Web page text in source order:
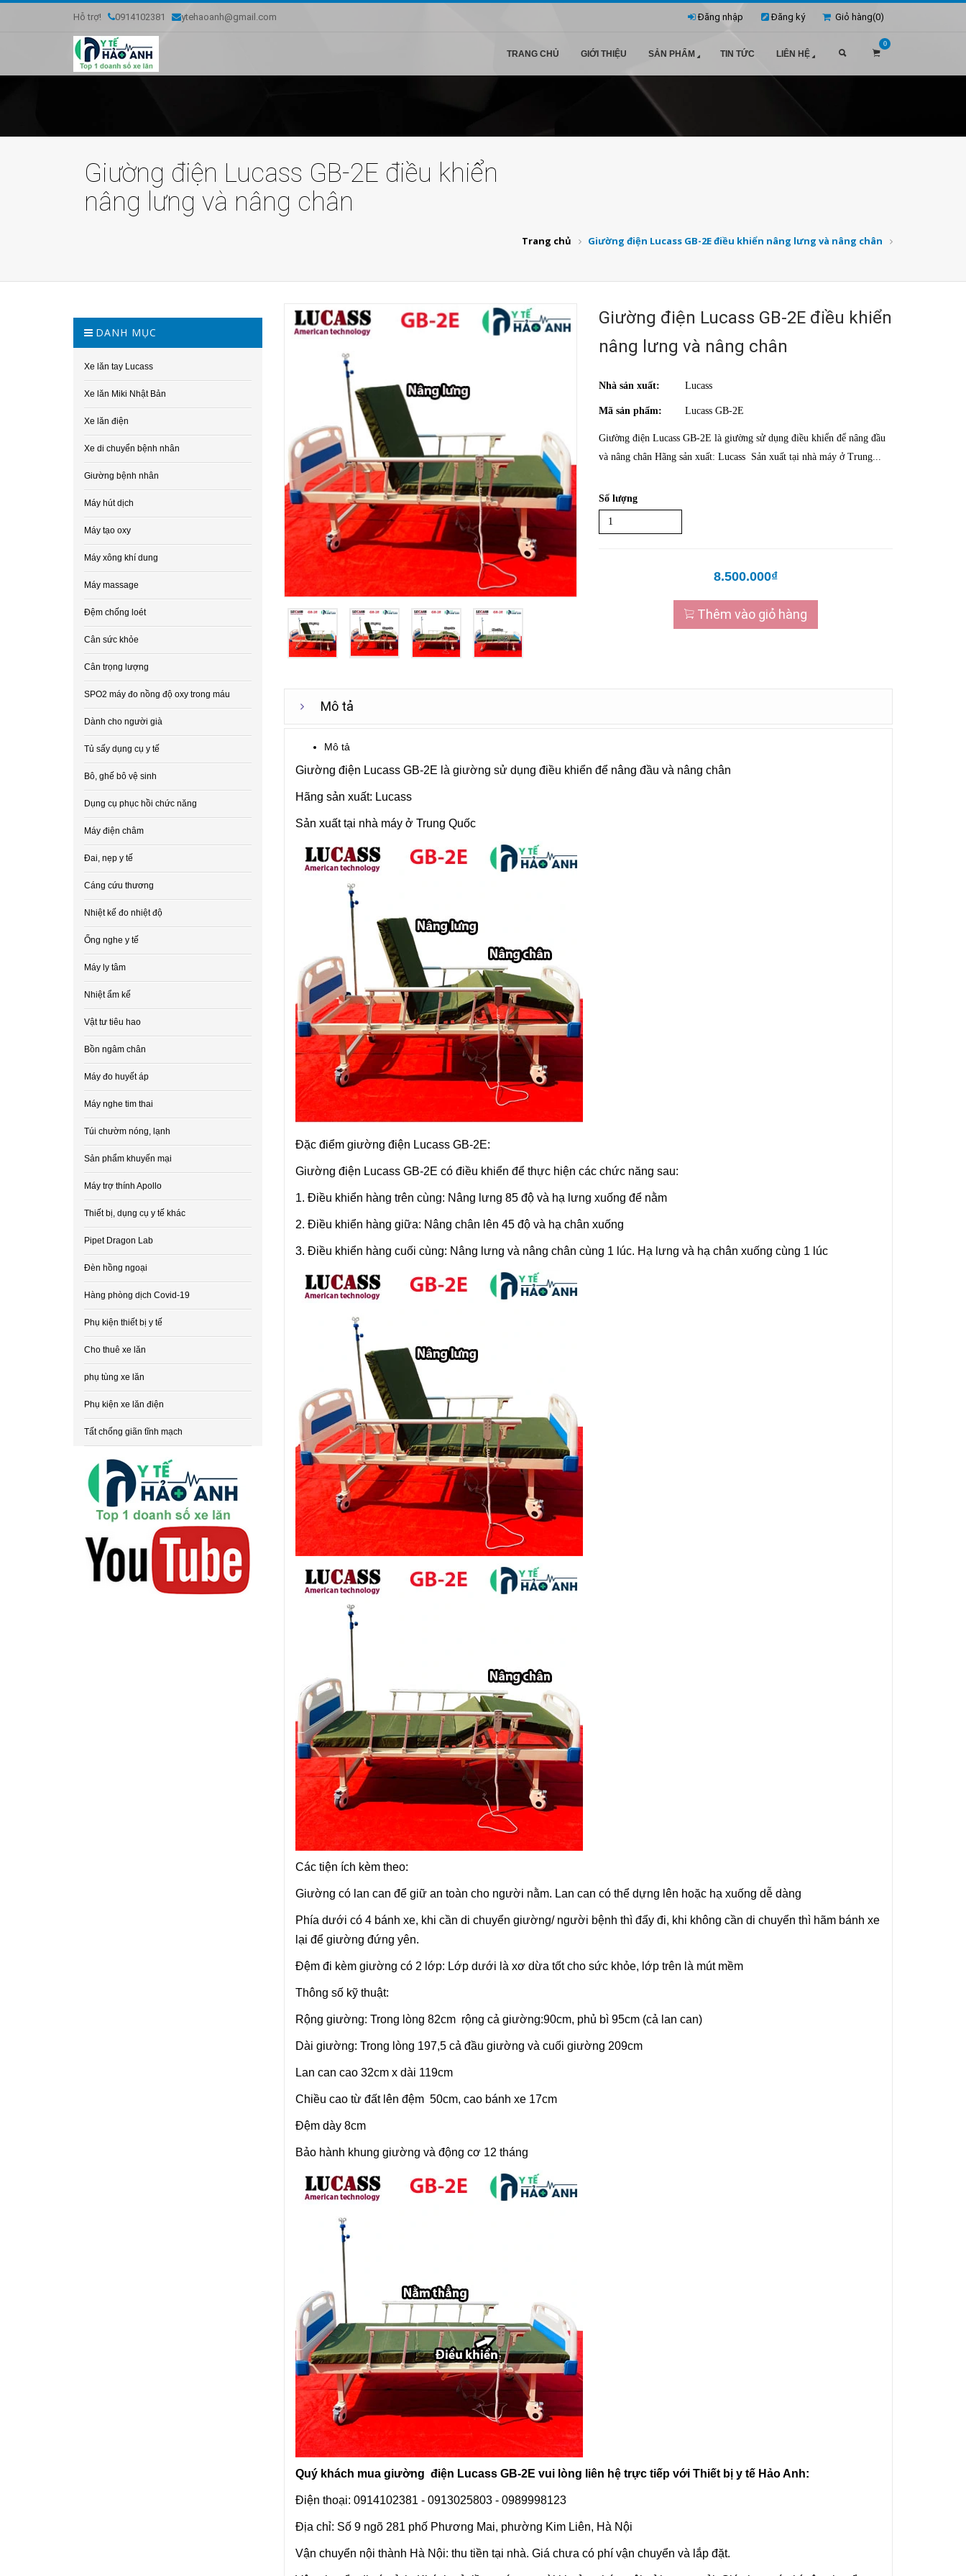
Hỗ trợ! 0914102381 ytehaoanh@gmail.com Giỏ hàng(0)
Đăng nhập Đăng ký
0
TRANG CHỦ GIỚI THIỆU SẢN PHẨM TIN TỨC LIÊN HỆ
Giường điện Lucass GB-2E điều khiển
nâng lưng và nâng chân
Trang chủ Giường điện Lucass GB-2E điều khiển nâng lưng và nâng chân
DANH MỤC
Xe lăn tay Lucass
Xe lăn Miki Nhật Bản
Xe lăn điện
Xe di chuyển bệnh nhân
Giường bệnh nhân
Máy hút dịch
Máy tạo oxy
Máy xông khí dung
Máy massage
Đệm chống loét
Cân sức khỏe
Cân trọng lượng
SPO2 máy đo nồng độ oxy trong máu
Dành cho người già
Tủ sấy dụng cụ y tế
Bô, ghế bô vệ sinh
Dụng cụ phục hồi chức năng
Máy điện châm
Đai, nẹp y tế
Cáng cứu thương
Nhiệt kế đo nhiệt độ
Ống nghe y tế
Máy ly tâm
Nhiệt ẩm kế
Vật tư tiêu hao
Bồn ngâm chân
Máy đo huyết áp
Máy nghe tim thai
Túi chườm nóng, lạnh
Sản phẩm khuyến mại
Máy trợ thính Apollo
Thiết bị, dụng cụ y tế khác
Pipet Dragon Lab
Đèn hồng ngoại
Hàng phòng dịch Covid-19
Phụ kiện thiết bị y tế
Cho thuê xe lăn
phụ tùng xe lăn
Phụ kiện xe lăn điện
Tất chống giãn tĩnh mạch
Giường điện Lucass GB-2E điều khiển
nâng lưng và nâng chân
Nhà sản xuất: Lucass
Mã sản phẩm: Lucass GB-2E
Giường điện Lucass GB-2E là giường sử dụng điều khiển để nâng đầu
và nâng chân Hãng sản xuất: Lucass Sản xuất tại nhà máy ở Trung...
Số lượng
8.500.000₫
Thêm vào giỏ hàng
Mô tả
Mô tả
Giường điện Lucass GB-2E là giường sử dụng điều khiển để nâng đầu và nâng chân
Hãng sản xuất: Lucass
Sản xuất tại nhà máy ở Trung Quốc
Đặc điểm giường điện Lucass GB-2E:
Giường điện Lucass GB-2E có điều khiển để thực hiện các chức năng sau:
1. Điều khiển hàng trên cùng: Nâng lưng 85 độ và hạ lưng xuống để nằm
2. Điều khiển hàng giữa: Nâng chân lên 45 độ và hạ chân xuống
3. Điều khiển hàng cuối cùng: Nâng lưng và nâng chân cùng 1 lúc. Hạ lưng và hạ chân xuống cùng 1 lúc
Các tiện ích kèm theo:
Giường có lan can để giữ an toàn cho người nằm. Lan can có thể dựng lên hoặc hạ xuống dễ dàng
Phía dưới có 4 bánh xe, khi cần di chuyển giường/ người bệnh thì đẩy đi, khi không cần di chuyển thì hãm bánh xe
lại để giường đứng yên.
Đệm đi kèm giường có 2 lớp: Lớp dưới là xơ dừa tốt cho sức khỏe, lớp trên là mút mềm
Thông số kỹ thuật:
Rộng giường: Trong lòng 82cm rộng cả giường:90cm, phủ bì 95cm (cả lan can)
Dài giường: Trong lòng 197,5 cả đầu giường và cuối giường 209cm
Lan can cao 32cm x dài 119cm
Chiều cao từ đất lên đệm 50cm, cao bánh xe 17cm
Đệm dày 8cm
Bảo hành khung giường và động cơ 12 tháng
Quý khách mua giường điện Lucass GB-2E vui lòng liên hệ trực tiếp với Thiết bị y tế Hảo Anh:
Điện thoại: 0914102381 - 0913025803 - 0989998123
Địa chỉ: Số 9 ngõ 281 phố Phương Mai, phường Kim Liên, Hà Nội
Vận chuyển nội thành Hà Nội: thu tiền tại nhà. Giá chưa có phí vận chuyển và lắp đặt.